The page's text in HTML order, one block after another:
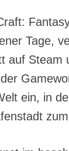
Tage,
auf Steam
ein, in